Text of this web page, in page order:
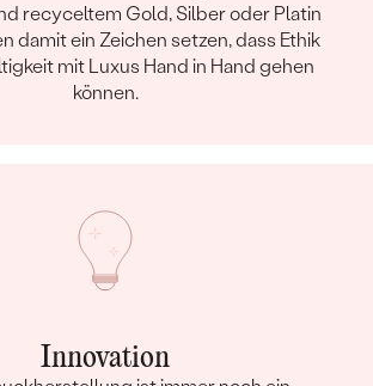
recyceltem Gold, Silber oder Platin
damit ein Zeichen setzen, dass Ethik
mit Luxus Hand in Hand gehen
können.
Innovation